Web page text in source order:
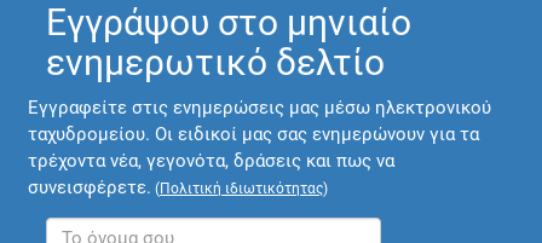
Εγγράψου στο μηνιαίο
ενημερωτικό δελτίο
Εγγραφείτε στις ενημερώσεις μας μέσω ηλεκτρονικού
ταχυδρομείου. Οι ειδικοί μας σας ενημερώνουν για τα
τρέχοντα νέα, γεγονότα, δράσεις και πως να
συνεισφέρετε. (Πολιτική ιδιωτικότητας)